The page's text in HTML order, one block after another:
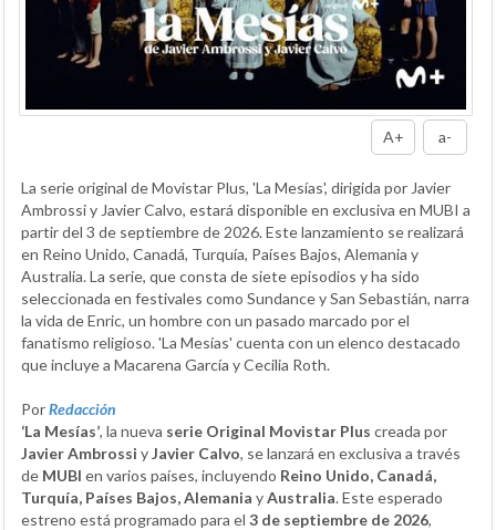
A+ a-
La serie original de Movistar Plus, 'La Mesías', dirigida por Javier
Ambrossi y Javier Calvo, estará disponible en exclusiva en MUBI a
partir del 3 de septiembre de 2026. Este lanzamiento se realizará
en Reino Unido, Canadá, Turquía, Países Bajos, Alemania y
Australia. La serie, que consta de siete episodios y ha sido
seleccionada en festivales como Sundance y San Sebastián, narra
la vida de Enric, un hombre con un pasado marcado por el
fanatismo religioso. 'La Mesías' cuenta con un elenco destacado
que incluye a Macarena García y Cecilia Roth.
PorRedacción
‘La Mesías’, la nueva serie Original Movistar Plus creada por
Javier Ambrossi yJavier Calvo, se lanzará en exclusiva a través
de MUBI en varios países, incluyendo Reino Unido, Canadá,
Turquía, Países Bajos, Alemania yAustralia. Este esperado
estreno está programado para el 3 de septiembre de 2026,